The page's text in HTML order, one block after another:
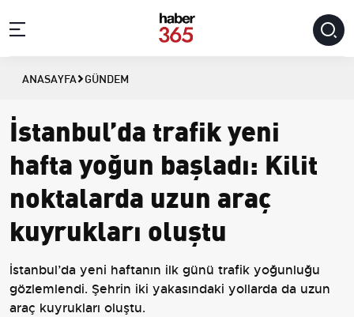
ANASAYFA GÜNDEM
İstanbul’da trafik yeni
hafta yoğun başladı: Kilit
noktalarda uzun araç
kuyrukları oluştu
İstanbul’da yeni haftanın ilk günü trafik yoğunluğu
gözlemlendi. Şehrin iki yakasındaki yollarda da uzun
araç kuyrukları oluştu.